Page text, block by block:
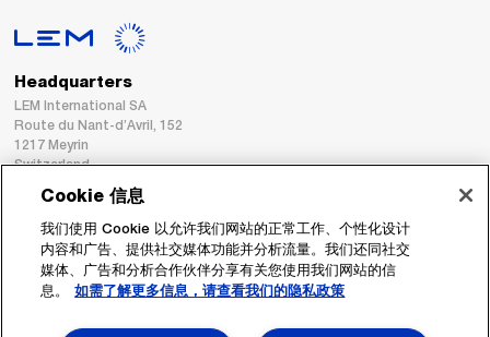
Headquarters
LEM International SA
Route du Nant-d’Avril, 152
1217 Meyrin
Switzerland
Fax : +41 22 794 94 78
Cookie 信息
我们使用 Cookie 以允许我们网站的正常工作、个性化设计
内容和广告、提供社交媒体功能并分析流量。我们还同社交
媒体、广告和分析合作伙伴分享有关您使用我们网站的信
息。
如需了解更多信息，请查看我们的隐私政策